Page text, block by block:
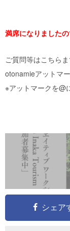
満席になりましたの
ご質問等はこちらま
otonamieアットマ
※アットマークを@
シェア